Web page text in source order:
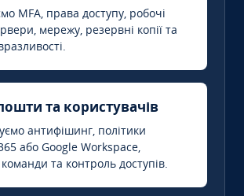
MFA, права доступу, робочі
мережу, резервні копії та
та користувачів
антифішинг, політики
або Google Workspace,
та контроль доступів.